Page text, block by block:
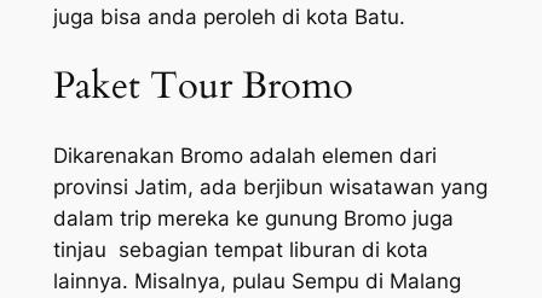
juga bisa anda peroleh di kota Batu.
Paket Tour Bromo
Dikarenakan Bromo adalah elemen dari
provinsi Jatim, ada berjibun wisatawan yang
dalam trip mereka ke gunung Bromo juga
tinjau sebagian tempat liburan di kota
lainnya. Misalnya, pulau Sempu di Malang